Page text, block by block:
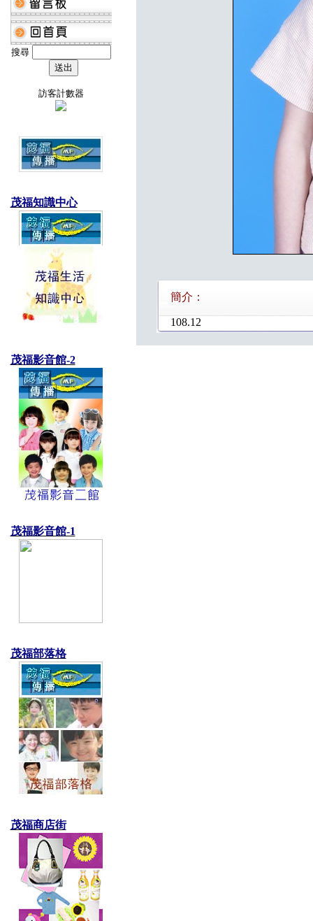
搜尋
訪客計數器
茂福知識中心
茂福影音館-2
茂福影音館-1
茂福部落格
茂福商店街
簡介：
108.12